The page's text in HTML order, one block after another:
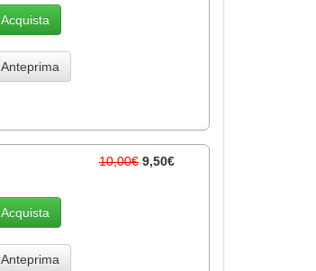
Acquista
Anteprima
10,00€ 9,50€
Acquista
Anteprima